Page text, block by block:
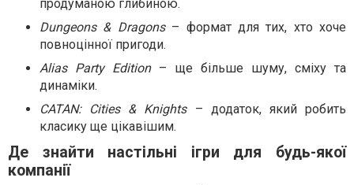
продуманою глибиною.
Dungeons & Dragons– формат для тих, хто хоче
повноцінної пригоди.
Alias Party Edition– ще більше шуму, сміху та
динаміки.
CATAN: Cities & Knights– додаток, який робить
класику ще цікавішим.
Де знайти настільні ігри для будь-якої
компанії